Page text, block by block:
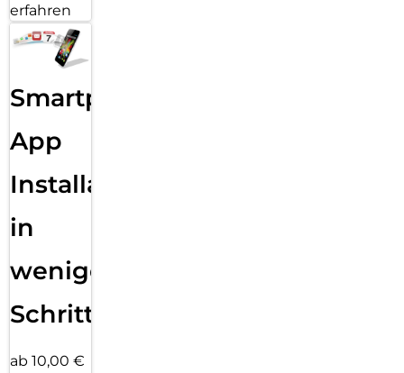
erfahren
Smartphone
App
Installation
in
wenigen
Schritten
ab 10,00 €